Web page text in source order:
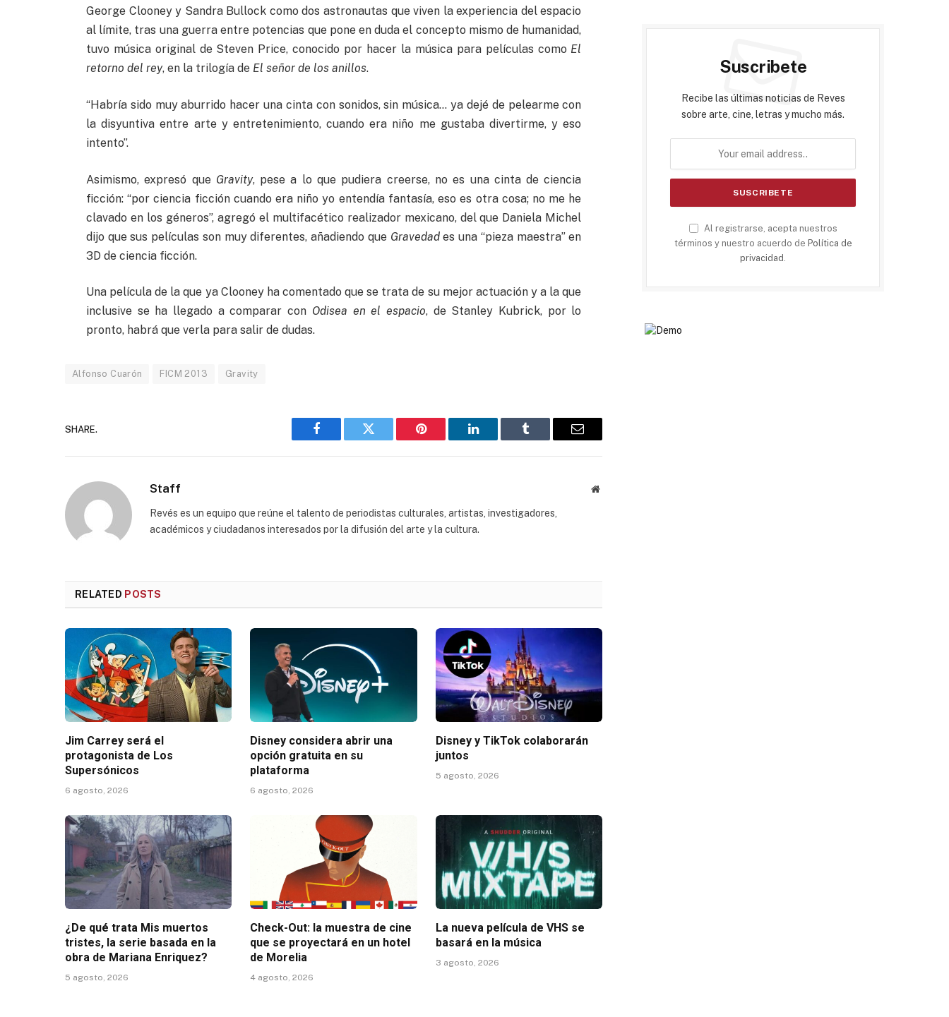
George Clooney y Sandra Bullock como dos astronautas que viven la experiencia del espacio
al límite, tras una guerra entre potencias que pone en duda el concepto mismo de humanidad,
tuvo música original de Steven Price, conocido por hacer la música para películas como El
retorno del rey, en la trilogía de El señor de los anillos.
“Habría sido muy aburrido hacer una cinta con sonidos, sin música… ya dejé de pelearme con
la disyuntiva entre arte y entretenimiento, cuando era niño me gustaba divertirme, y eso
intento”.
Asimismo, expresó que Gravity, pese a lo que pudiera creerse, no es una cinta de ciencia
ficción: “por ciencia ficción cuando era niño yo entendía fantasía, eso es otra cosa; no me he
clavado en los géneros”, agregó el multifacético realizador mexicano, del que Daniela Michel
dijo que sus películas son muy diferentes, añadiendo que Gravedades una “pieza maestra” en
3D de ciencia ficción.
Una película de la que ya Clooney ha comentado que se trata de su mejor actuación y a la que
inclusive se ha llegado a comparar con Odisea en el espacio, de Stanley Kubrick, por lo
pronto, habrá que verla para salir de dudas.
Alfonso Cuarón FICM 2013 Gravity
SHARE.
Facebook Twitter Pinterest LinkedIn Tumblr Email
Staff Website
Revés es un equipo que reúne el talento de periodistas culturales, artistas, investigadores,
académicos y ciudadanos interesados por la difusión del arte y la cultura.
RELATED POSTS
Jim Carrey será el
protagonista de Los
Supersónicos
6 agosto, 2026
Disney considera abrir una
opción gratuita en su
plataforma
6 agosto, 2026
Disney y TikTok colaborarán
juntos
5 agosto, 2026
¿De qué trata Mis muertos
tristes, la serie basada en la
obra de Mariana Enriquez?
5 agosto, 2026
Check-Out: la muestra de cine
que se proyectará en un hotel
de Morelia
4 agosto, 2026
La nueva película de VHS se
basará en la música
3 agosto, 2026
Suscribete
Recibe las últimas noticias de Reves
sobre arte, cine, letras y mucho más.
Al registrarse, acepta nuestros
términos y nuestro acuerdo de Política de
privacidad